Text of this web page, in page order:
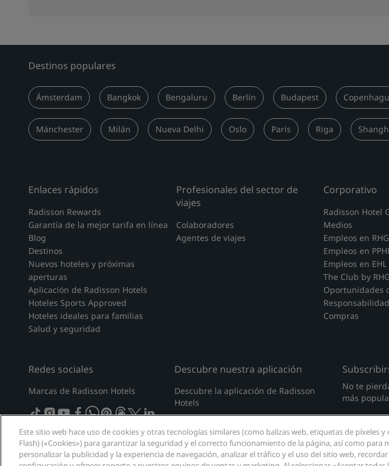
Destinos populares
Ámsterdam Bangkok Bengaluru Berlín Budapest
Mánchester Milán Nueva Delhi Oslo París Riga
Enlaces rápidos
Radisson Rewards
Garantía de la mejor tarifa en línea
Blog
Destinos
Nuevos hoteles y próximas
aperturas
Aplicación de Radisson Hotels
Hoteles Sports Approved
Hoteles ideales para familias
Salud y seguridad
Profesionales del sector de
viajes
Colaboradores
Agentes de viajes
Corporativo
Radisson Hotel
Medios
Empleos en RHG
Empleos en
Empleos en EHL
The Club by RHG
Oportunidades
Compras
Redes sociales
Marcas de Radisson Hotels
tiktokinstagram
youtube
facebook
whatsapp
pinterest
threads
twitter
Descubre nuestra aplicación
Descubre la aplicación de Radisson
Hotels
No te
más
Este sitio web hace uso de cookies y otras tecnologías similares (como balizas web, etiquetas de píxeles y
Flash) («Cookies») para garantizar la seguridad y el correcto funcionamiento de la página, así como para
personalizar la publicidad y la experiencia de navegación, analizar el tráfico y el uso del sitio web,